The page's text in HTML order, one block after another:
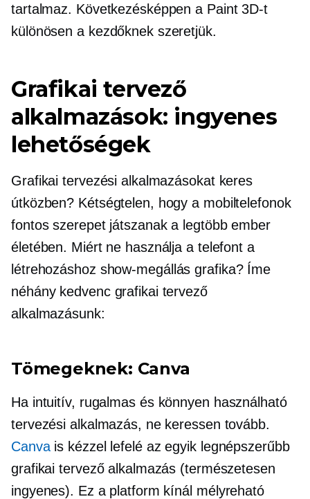
tartalmaz. Következésképpen a Paint 3D-t
különösen a kezdőknek szeretjük.
Grafikai tervező
alkalmazások: ingyenes
lehetőségek
Grafikai tervezési alkalmazásokat keres
útközben? Kétségtelen, hogy a mobiltelefonok
fontos szerepet játszanak a legtöbb ember
életében. Miért ne használja a telefont a
létrehozáshoz show-megállás grafika? Íme
néhány kedvenc grafikai tervező
alkalmazásunk:
Tömegeknek: Canva
Ha intuitív, rugalmas és könnyen használható
tervezési alkalmazás, ne keressen tovább.
Canvais kézzel lefeléaz egyik legnépszerűbb
grafikai tervező alkalmazás (természetesen
ingyenes). Ez a platform kínál mélyreható